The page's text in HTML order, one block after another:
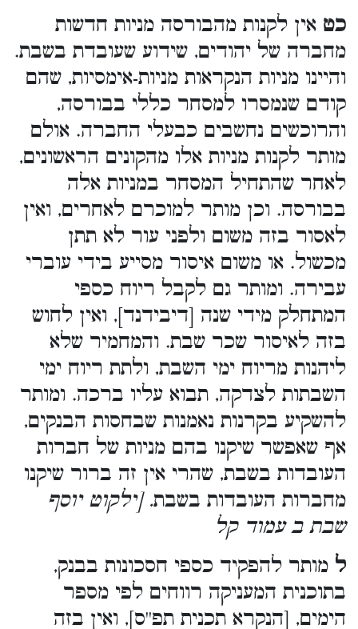
כט אין לקנות מהבורסה מניות חדשות
מחברה של יהודים, שידוע שעובדת בשבת.
והיינו מניות הנקראות מניות-אימסיות, שהם
קודם שנמסרו למסחר כללי בבורסה,
והרוכשים נחשבים כבעלי החברה. אולם
מותר לקנות מניות אלו מהקונים הראשונים,
לאחר שהתחיל המסחר במניות אלה
בבורסה. וכן מותר למוכרם לאחרים, ואין
לאסור בזה משום ולפני עור לא תתן
מכשול. או משום איסור מסייע בידי עוברי
עבירה. ומותר גם לקבל ריוח כספי
המתחלק מידי שנה [דיבידנד], ואין לחוש
בזה לאיסור שכר שבת. והמחמיר שלא
ליהנות מריוח ימי השבת, ולתת ריוח ימי
השבתות לצדקה, תבוא עליו ברכה. ומותר
להשקיע בקרנות נאמנות שבחסות הבנקים,
אף שאפשר שיקנו בהם מניות של חברות
העובדות בשבת, שהרי אין זה ברור שיקנו
מחברות העובדות בשבת. [ילקוט יוסף
שבת ב עמוד קל
ל מותר להפקיד כספי חסכונות בבנק,
בתוכנית המעניקה רווחים לפי מספר
הימים, [הנקרא תכנית תפ''ס], ואין בזה